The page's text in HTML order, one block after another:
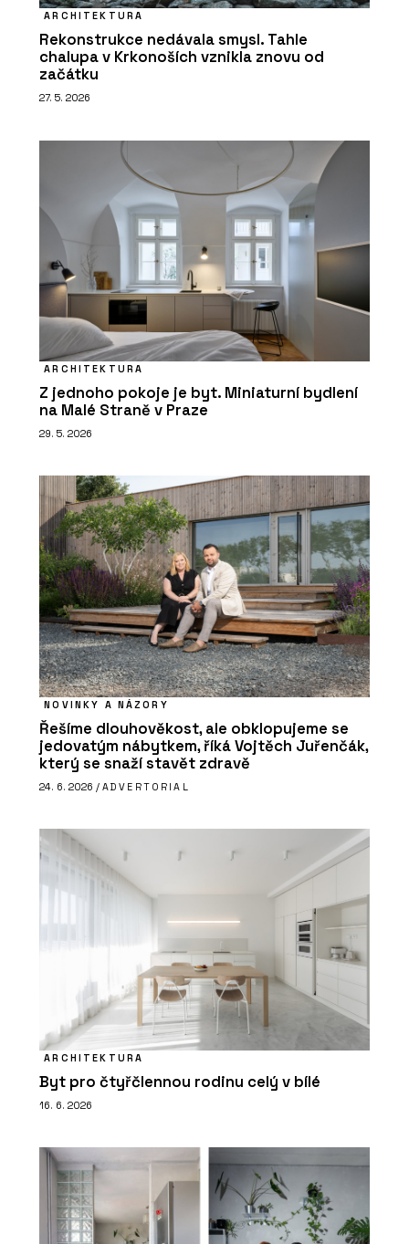
ARCHITEKTURA
Rekonstrukce nedávala smysl. Tahle
chalupa v Krkonoších vznikla znovu od
začátku
27. 5. 2026
ARCHITEKTURA
Z jednoho pokoje je byt. Miniaturní bydlení
na Malé Straně v Praze
29. 5. 2026
NOVINKY A NÁZORY
Řešíme dlouhověkost, ale obklopujeme se
jedovatým nábytkem, říká Vojtěch Juřenčák,
který se snaží stavět zdravě
24. 6. 2026 / ADVERTORIAL
ARCHITEKTURA
Byt pro čtyřčlennou rodinu celý v bílé
16. 6. 2026